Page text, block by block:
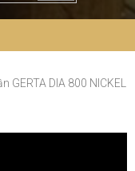
GERTA DIA 800 NICKEL